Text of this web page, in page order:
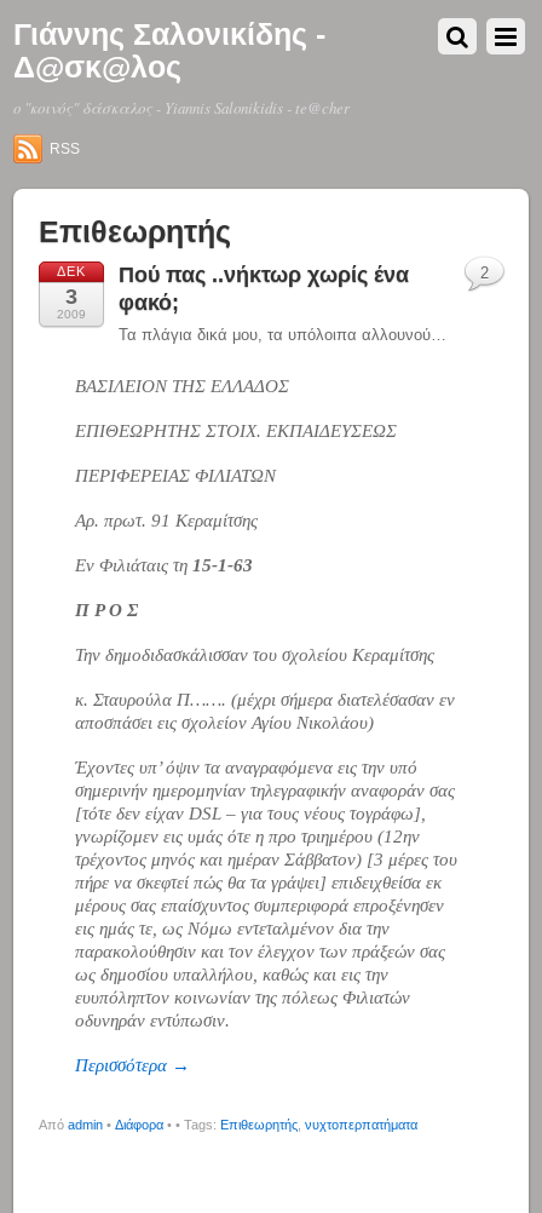
Γιάννης Σαλονικίδης -
Δ@σκ@λος
o "κοινός" δάσκαλος - Yiannis Salonikidis - te@cher
RSS
Επιθεωρητής
ΔΕΚ
3
2009
Πού πας ..νήκτωρ χωρίς ένα
φακό;
Τα πλάγια δικά μου, τα υπόλοιπα αλλουνού…
ΒΑΣΙΛΕΙΟΝ ΤΗΣ ΕΛΛΑΔΟΣ
ΕΠΙΘΕΩΡΗΤΗΣ ΣΤΟΙΧ. ΕΚΠΑΙΔΕΥΣΕΩΣ
ΠΕΡΙΦΕΡΕΙΑΣ ΦΙΛΙΑΤΩΝ
Αρ. πρωτ. 91 Κεραμίτσης
Εν Φιλιάταις τη 15-1-63
Π Ρ Ο Σ
Την δημοδιδασκάλισσαν του σχολείου Κεραμίτσης
κ. Σταυρούλα Π……. (μέχρι σήμερα διατελέσασαν εν
αποσπάσει εις σχολείον Αγίου Νικολάου)
Έχοντες υπ’ όψιν τα αναγραφόμενα εις την υπό
σημερινήν ημερομηνίαν τηλεγραφικήν αναφοράν σας
[τότε δεν είχαν DSL – για τους νέους τογράφω]
γνωρίζομεν εις υμάς ότε η προ τριημέρου (12ην
τρέχοντος μηνός και ημέραν Σάββατον) [3 μέρες του
πήρε να σκεφτεί πώς θα τα γράψει] επιδειχθείσα εκ
μέρους σας επαίσχυντος συμπεριφορά επροξένησεν
εις ημάς τε, ως Νόμω εντεταλμένον δια την
παρακολούθησιν και τον έλεγχον των πράξεών σας
ως δημοσίου υπαλλήλου, καθώς και εις την
ευυπόληπτον κοινωνίαν της πόλεως Φιλιατών
οδυνηράν εντύπωσιν.
Περισσότερα →
Απόadmin • Διάφορα •
2
• Tags:Επιθεωρητής ,νυχτοπερπατήματα